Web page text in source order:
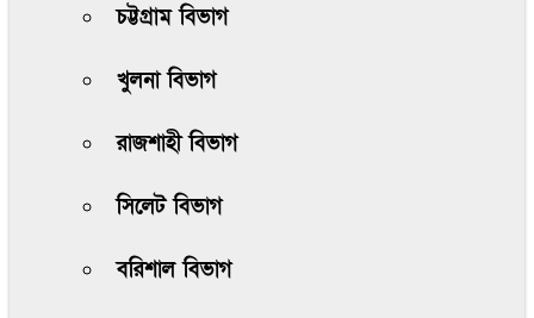
চট্টগ্রাম বিভাগ
খুলনা বিভাগ
রাজশাহী বিভাগ
সিলেট বিভাগ
বরিশাল বিভাগ